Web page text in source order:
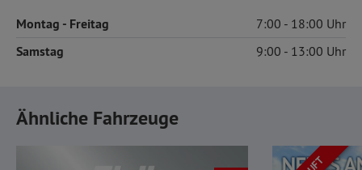
Montag - Freitag 7:00 18:00
Samstag 9:00 13:00
Ähnliche Fahrzeuge